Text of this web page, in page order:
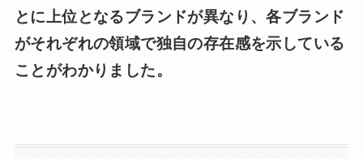
とに上位となるブランドが異なり、各ブランド
がそれぞれの領域で独自の存在感を示している
ことがわかりました。